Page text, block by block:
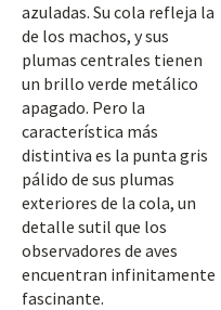
azuladas. Su cola refleja la
de los machos, y sus
plumas centrales tienen
un brillo verde metálico
apagado. Pero la
característica más
distintiva es la punta gris
pálido de sus plumas
exteriores de la cola, un
detalle sutil que los
observadores de aves
encuentran infinitamente
fascinante.